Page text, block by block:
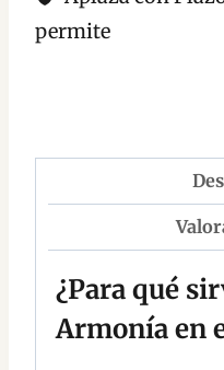
permite
¿Para qué
Armonía en